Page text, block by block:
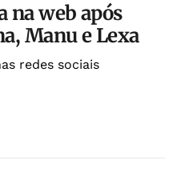
na web após
Manu e Lexa
redes sociais